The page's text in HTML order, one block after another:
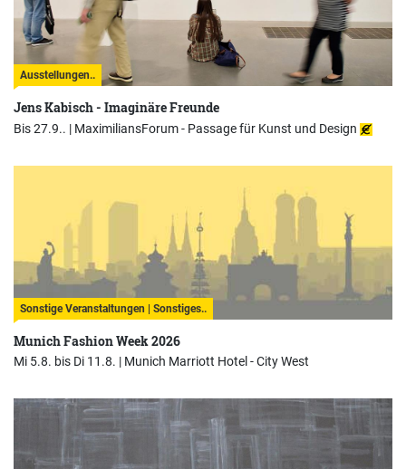
Ausstellungen..
Jens Kabisch - Imaginäre Freunde
Bis 27.9.. | MaximiliansForum - Passage für Kunst und Design
Sonstige Veranstaltungen | Sonstiges..
Munich Fashion Week 2026
Mi 5.8. bis Di 11.8. | Munich Marriott Hotel - City West